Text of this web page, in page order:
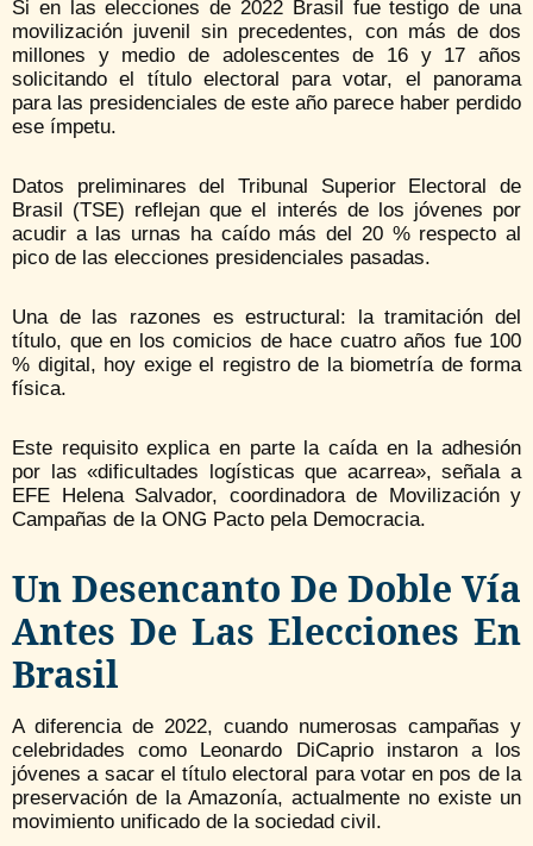
Si en las elecciones de 2022 Brasil fue testigo de una
movilización juvenil sin precedentes, con más de dos
millones y medio de adolescentes de 16 y 17 años
solicitando el título electoral para votar, el panorama
para las presidenciales de este año parece haber perdido
ese ímpetu.
Datos preliminares del Tribunal Superior Electoral de
Brasil (TSE) reflejan que el interés de los jóvenes por
acudir a las urnas ha caído más del 20 % respecto al
pico de las elecciones presidenciales pasadas.
Una de las razones es estructural: la tramitación del
título, que en los comicios de hace cuatro años fue 100
% digital, hoy exige el registro de la biometría de forma
física.
Este requisito explica en parte la caída en la adhesión
por las «dificultades logísticas que acarrea», señala a
EFE Helena Salvador, coordinadora de Movilización y
Campañas de la ONG Pacto pela Democracia.
Un Desencanto De Doble Vía
Antes De Las Elecciones En
Brasil
A diferencia de 2022, cuando numerosas campañas y
celebridades como Leonardo DiCaprio instaron a los
jóvenes a sacar el título electoral para votar en pos de la
preservación de la Amazonía, actualmente no existe un
movimiento unificado de la sociedad civil.